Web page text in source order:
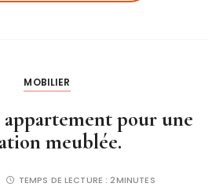
MOBILIER
pour une
meublée.
TEMPS DE LECTURE :2MINUTES